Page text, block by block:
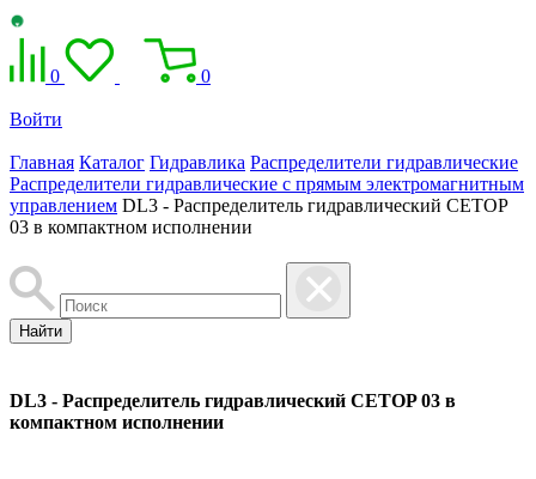
0 0
Войти
Главная Каталог Гидравлика Распределители гидравлические
Распределители гидравлические с прямым электромагнитным
управлением DL3 - Распределитель гидравлический CETOP
03 в компактном исполнении
Найти
DL3 - Распределитель гидравлический CETOP 03 в
компактном исполнении